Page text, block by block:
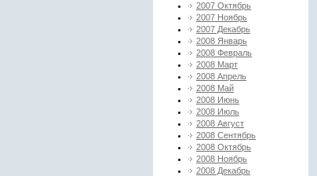
2007 Октябрь
2007 Ноябрь
2007 Декабрь
2008 Январь
2008 Февраль
2008 Март
2008 Апрель
2008 Май
2008 Июнь
2008 Июль
2008 Август
2008 Сентябрь
2008 Октябрь
2008 Ноябрь
2008 Декабрь